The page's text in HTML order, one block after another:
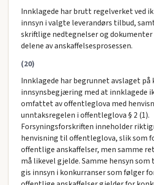
Innklagede har brutt regelverket ved
innsyn i valgte leverandørs tilbud,
skriftlige nedtegnelser og dokumenter
delene av anskaffelsesprosessen.
(20)
Innklagede har begrunnet avslaget på
innsynsbegjæring med at innklagede
omfattet av offentleglova med
unntaksregelen i offentleglova § 2 (1).
Forsyningsforskriften inneholder
henvisning til offentleglova, slik som
offentlige anskaffelser, men samme
må likevel gjelde. Samme hensyn
gis innsyn i konkurranser som følger